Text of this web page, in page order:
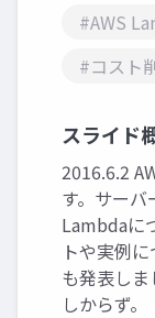
#AWS
#コスト
スライド
2016.6.2
す。サーバ
Lambdaに
トや実例
も発表し
しからず。